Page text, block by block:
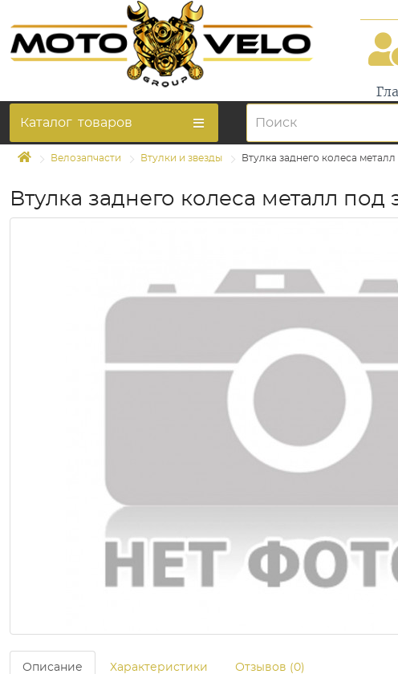
Каталог товаров
Велозапчасти Втулки и звезды Втулка заднего колеса
Втулка заднего колеса металл
Описание Характеристики Отзывов (0)